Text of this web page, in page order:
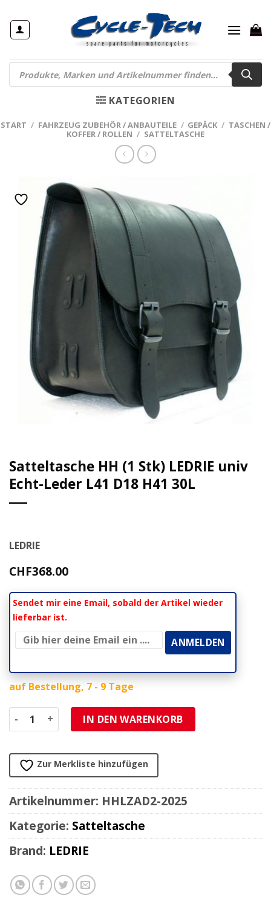
Inhalt
springen
Products
search
KATEGORIEN
START / FAHRZEUG ZUBEHÖR / ANBAUTEILE / GEPÄCK / TASCHEN /
KOFFER / ROLLEN / SATTELTASCHE
Satteltasche HH (1 Stk) LEDRIE univ
Echt-Leder L41 D18 H41 30L
LEDRIE
CHF368.00
Sendet mir eine Email, sobald der Artikel wieder
lieferbar ist.
auf Bestellung, 7 - 9 Tage
Satteltasche HH (1 Stk) LEDRIE univ Echt-Leder L41 D18
IN DEN WARENKORB
Zur Merkliste hinzufügen
Artikelnummer: HHLZAD2-2025
Kategorie: Satteltasche
Brand: LEDRIE